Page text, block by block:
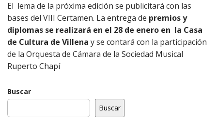
El lema de la próxima edición se publicitará con las
bases del VIII Certamen. La entrega de premios y
diplomas se realizará en el 28 de enero en la Casa
de Cultura de Villena y se contará con la participación
de la Orquesta de Cámara de la Sociedad Musical
Ruperto Chapí
Buscar
Buscar